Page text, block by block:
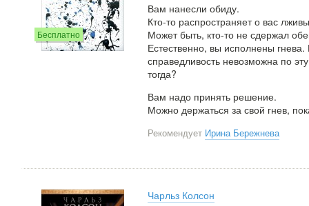
Бесплатно
Вам нанесли обиду.
Кто-то распространяет о вас
Может быть, кто-то не сдержал
Естественно, вы исполнены
справедливость невозможна по
тогда?
Вам надо принять решение.
Можно держаться за свой гнев,
Рекомендует Ирина Бережнева
Чарльз Колсон